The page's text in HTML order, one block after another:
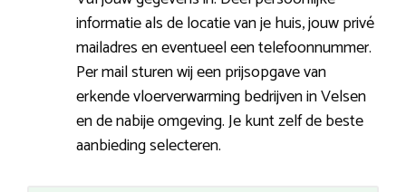
informatie als de locatie van je huis, jouw privé
mailadres en eventueel een telefoonnummer.
Per mail sturen wij een prijsopgave van
erkende vloerverwarming bedrijven in Velsen
en de nabije omgeving. Je kunt zelf de beste
aanbieding selecteren.